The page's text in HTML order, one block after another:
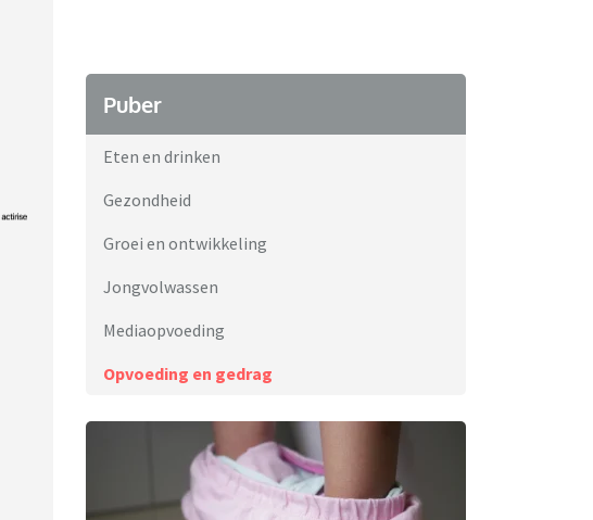
Puber
Eten en drinken
Gezondheid
Groei en ontwikkeling
Jongvolwassen
Mediaopvoeding
Opvoeding en gedrag